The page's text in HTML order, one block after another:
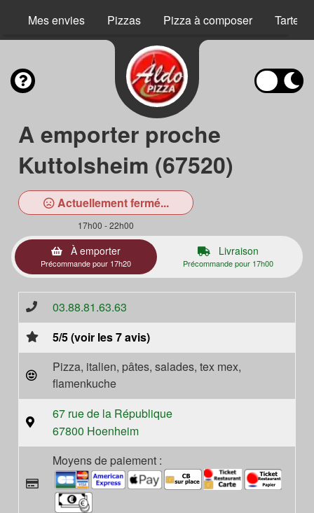
Mes envies Pizzas Pizza à composer Tartes
A emporter proche
Kuttolsheim (67520)
Actuellement fermé...
17h00 - 22h00
À emporter
Précommande pour 17h20
Livraison
Précommande pour 17h00
03.88.81.63.63
5/5 (voir les 7 avis)
Pizza, italien, pâtes, salades, tex mex,
flamenkuche
67 rue de la République
67800 Hoenheim
Moyens de paiement :